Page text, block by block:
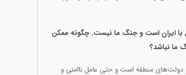
با ایران است و جنگ ما نیست. چگونه ممکن
ما نباشد؟
دولت‌های منطقه است و حتی عامل ناامنی و